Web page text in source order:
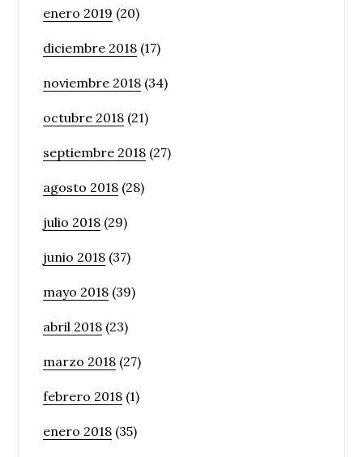
enero 2019 (20)
diciembre 2018 (17)
noviembre 2018 (34)
octubre 2018 (21)
septiembre 2018 (27)
agosto 2018 (28)
julio 2018 (29)
junio 2018 (37)
mayo 2018 (39)
abril 2018 (23)
marzo 2018 (27)
febrero 2018 (1)
enero 2018 (35)